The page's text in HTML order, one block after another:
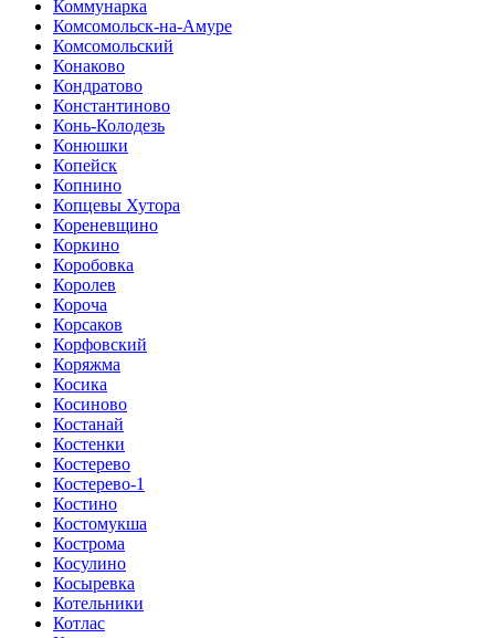
Коммунарка
Комсомольск-на-Амуре
Комсомольский
Конаково
Кондратово
Константиново
Конь-Колодезь
Конюшки
Копейск
Копнино
Копцевы Хутора
Кореневщино
Коркино
Коробовка
Королев
Короча
Корсаков
Корфовский
Коряжма
Косика
Косиново
Костанай
Костенки
Костерево
Костерево-1
Костино
Костомукша
Кострома
Косулино
Косыревка
Котельники
Котлас